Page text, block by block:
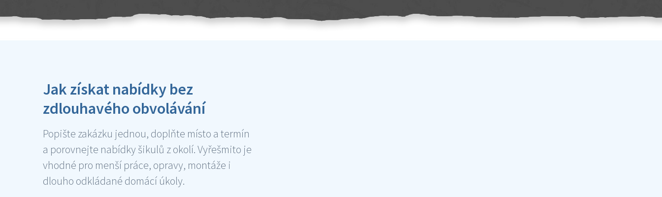
Jak získat nabídky bez
zdlouhavého obvolávání
Popište zakázku jednou, doplňte místo a termín
a porovnejte nabídky šikulů z okolí. Vyřešmito je
vhodné pro menší práce, opravy, montáže i
dlouho odkládané domácí úkoly.